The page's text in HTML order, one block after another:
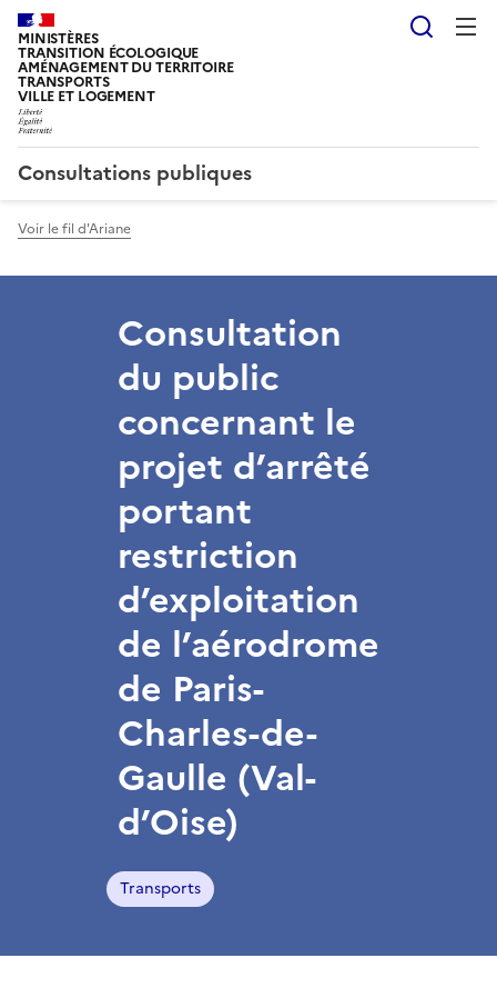
MINISTÈRES
TRANSITION ÉCOLOGIQUE
AMÉNAGEMENT DU TERRITOIRE
TRANSPORTS
VILLE ET LOGEMENT
Consultations publiques
Voir le fil d'Ariane
Consultation
du public
concernant le
projet d’arrêté
portant
restriction
d’exploitation
de l’aérodrome
de Paris-
Charles-de-
Gaulle (Val-
d’Oise)
Transports